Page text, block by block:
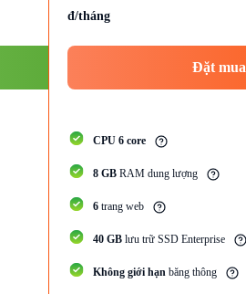
đ/tháng
Đặt mua
CPU 6 core
8 GB RAM dung lượng
6 trang web
40 GB lưu trữ SSD Enterprise
Không giới hạn băng thông